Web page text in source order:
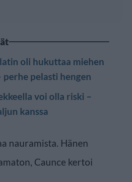
oli hukuttaa miehen
perhe pelasti hengen
voi olla riski –
kanssa
nauramista. Hänen
Caunce kertoi